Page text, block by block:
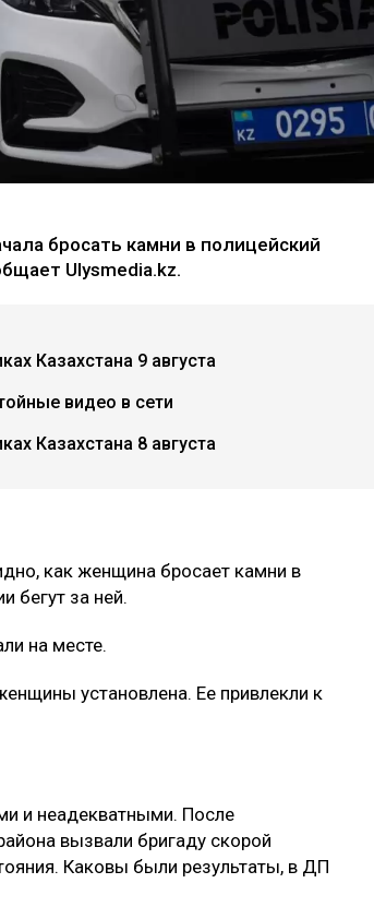
бросать камни в полицейский
Ulysmedia.kz.
Казахстана 9 августа
видео в сети
Казахстана 8 августа
как женщина бросает камни в
бегут за ней.
на месте.
установлена. Ее привлекли к
и неадекватными. После
вызвали бригаду скорой
Каковы были результаты, в ДП